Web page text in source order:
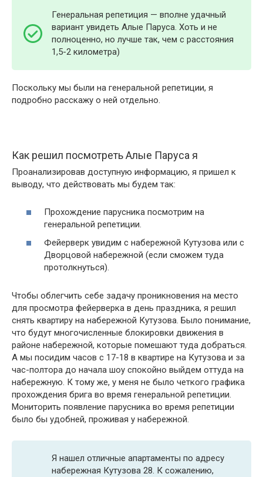
Генеральная репетиция — вполне удачный
вариант увидеть Алые Паруса. Хоть и не
полноценно, но лучше так, чем с расстояния
1,5-2 километра)
Поскольку мы были на генеральной репетиции, я
подробно расскажу о ней отдельно.
Как решил посмотреть Алые Паруса я
Проанализировав доступную информацию, я пришел к
выводу, что действовать мы будем так:
Прохождение парусника посмотрим на
генеральной репетиции.
Фейерверк увидим с набережной Кутузова или с
Дворцовой набережной (если сможем туда
протолкнуться).
Чтобы облегчить себе задачу проникновения на место
для просмотра фейерверка в день праздника, я решил
снять квартиру на набережной Кутузова. Было понимание,
что будут многочисленные блокировки движения в
районе набережной, которые помешают туда добраться.
А мы посидим часов с 17-18 в квартире на Кутузова и за
час-полтора до начала шоу спокойно выйдем оттуда на
набережную. К тому же, у меня не было четкого графика
прохождения брига во время генеральной репетиции.
Мониторить появление парусника во время репетиции
было бы удобней, проживая у набережной.
Я нашел отличные апартаменты по адресу
набережная Кутузова 28. К сожалению,